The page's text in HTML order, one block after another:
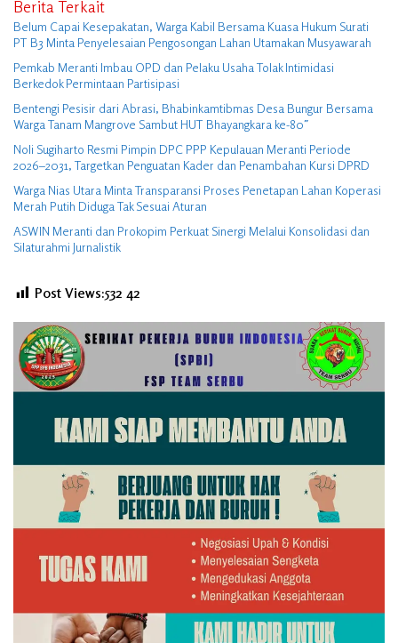
Berita Terkait
Belum Capai Kesepakatan, Warga Kabil Bersama Kuasa Hukum Surati
PT B3 Minta Penyelesaian Pengosongan Lahan Utamakan Musyawarah
Pemkab Meranti Imbau OPD dan Pelaku Usaha Tolak Intimidasi
Berkedok Permintaan Partisipasi
Bentengi Pesisir dari Abrasi, Bhabinkamtibmas Desa Bungur Bersama
Warga Tanam Mangrove Sambut HUT Bhayangkara ke-80″
Noli Sugiharto Resmi Pimpin DPC PPP Kepulauan Meranti Periode
2026–2031, Targetkan Penguatan Kader dan Penambahan Kursi DPRD
Warga Nias Utara Minta Transparansi Proses Penetapan Lahan Koperasi
Merah Putih Diduga Tak Sesuai Aturan
ASWIN Meranti dan Prokopim Perkuat Sinergi Melalui Konsolidasi dan
Silaturahmi Jurnalistik
Post Views:532 42